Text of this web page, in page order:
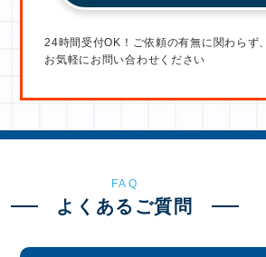
24時間受付OK！ご依頼の有無に関わらず、
お気軽にお問い合わせください
FAQ
よくあるご質問